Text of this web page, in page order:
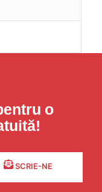
o
SCRIE-NE